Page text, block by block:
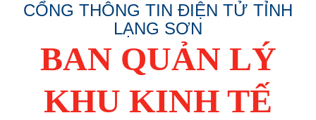
CỔNG THÔNG TIN ĐIỆN TỬ TỈNH
LẠNG SƠN
BAN QUẢN LÝ
KHU KINH TẾ